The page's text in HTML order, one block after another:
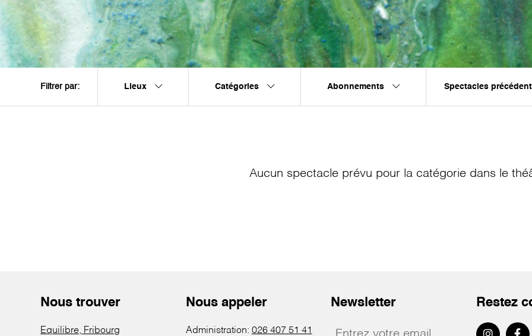
Filtrer par: Lieux Catégories Abonnements Spectacles
Aucun spectacle prévu pour la catégorie dans le
Nous trouver
Equilibre, Fribourg
Nous appeler
Administration: 026 407 51 41
Newsletter Restez